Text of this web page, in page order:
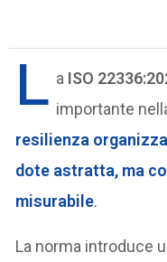
L a ISO
importante
resilienza
dote astratta, ma
misurabile.
La norma introduce